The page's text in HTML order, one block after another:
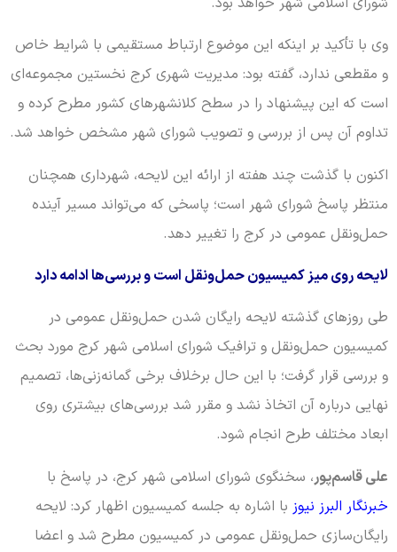
وی با تأکید بر اینکه این موضوع ارتباط مستقیمی با شرایط خاص
و مقطعی ندارد، گفته بود: مدیریت شهری کرج نخستین مجموعه‌ای
است که این پیشنهاد را در سطح کلانشهرهای کشور مطرح کرده و
تداوم آن پس از بررسی و تصویب شورای شهر مشخص خواهد شد.
اکنون با گذشت چند هفته از ارائه این لایحه، شهرداری همچنان
منتظر پاسخ شورای شهر است؛ پاسخی که می‌تواند مسیر آینده
حمل‌ونقل عمومی در کرج را تغییر دهد.
لایحه روی میز کمیسیون حمل‌ونقل است و بررسی‌ها ادامه دارد
طی روزهای گذشته لایحه رایگان شدن حمل‌ونقل عمومی در
کمیسیون حمل‌ونقل و ترافیک شورای اسلامی شهر کرج مورد بحث
و بررسی قرار گرفت؛ با این حال برخلاف برخی گمانه‌زنی‌ها، تصمیم
نهایی درباره آن اتخاذ نشد و مقرر شد بررسی‌های بیشتری روی
ابعاد مختلف طرح انجام شود.
علی قاسم‌پور، سخنگوی شورای اسلامی شهر کرج، در پاسخ با
خبرنگار البرز نیوز با اشاره به جلسه کمیسیون اظهار کرد: لایحه
رایگان‌سازی حمل‌ونقل عمومی در کمیسیون مطرح شد و اعضا